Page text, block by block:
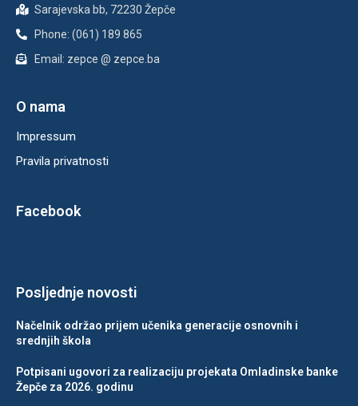
Sarajevska bb, 72230 Žepče
Phone: (061) 189 865
Email: zepce @ zepce.ba
O nama
Impressum
Pravila privatnosti
Facebook
Posljednje novosti
Načelnik održao prijem učenika generacije osnovnih i
srednjih škola
Potpisani ugovori za realizaciju projekata Omladinske banke
Žepče za 2026. godinu